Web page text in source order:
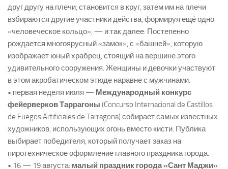
друг другу на плечи, становится в круг, затем им на плечи
взбираются другие участники действа, формируя ещё одно
«человеческое кольцо», — и так далее. Постепенно
рождается многоярусный «замок», с «башней», которую
изображает юный храбрец, стоящий на вершине этого
удивительного сооружения. Женщины и девочки участвуют
в этом акробатическом этюде наравне с мужчинами.
• первая неделя июля — Международный конкурс
фейерверков Таррагоны (Concurso Internacional de Castillos
de Fuegos Artificiales de Tarragona) собирает самых известных
художников, использующих огонь вместо кисти. Публика
выбирает победителя, который получает заказ на
пиротехническое оформление главного праздника города.
• 16 — 19 августа: малый праздник города «Сант Маджи»